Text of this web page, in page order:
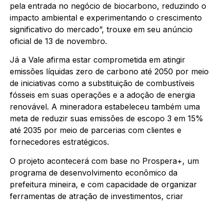
pela entrada no negócio de biocarbono, reduzindo o
impacto ambiental e experimentando o crescimento
significativo do mercado”, trouxe em seu anúncio
oficial de 13 de novembro.
Já a Vale afirma estar comprometida em atingir
emissões líquidas zero de carbono até 2050 por meio
de iniciativas como a substituição de combustíveis
fósseis em suas operações e a adoção de energia
renovável. A mineradora estabeleceu também uma
meta de reduzir suas emissões de escopo 3 em 15%
até 2035 por meio de parcerias com clientes e
fornecedores estratégicos.
O projeto acontecerá com base no Prospera+, um
programa de desenvolvimento econômico da
prefeitura mineira, e com capacidade de organizar
ferramentas de atração de investimentos, criar